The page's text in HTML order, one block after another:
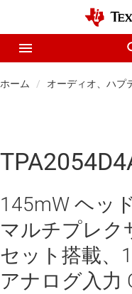
ホーム オーディオ、ハプ
145mW ヘッ
マルチプレク
セット搭載、
アナログ入力